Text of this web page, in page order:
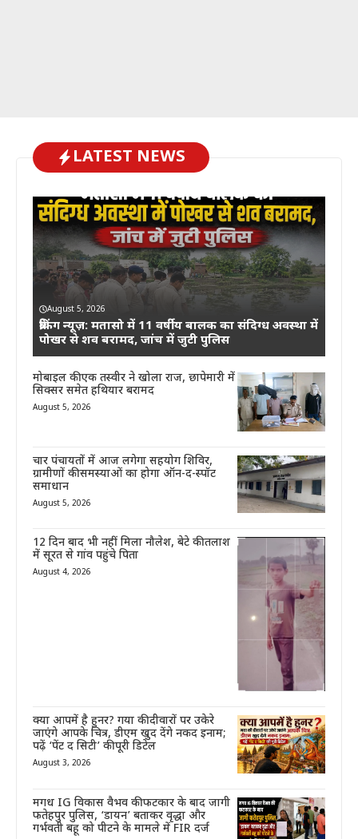
LATEST NEWS
August 5, 2026
ब्रेकिंग न्यूज़: मतासो में 11 वर्षीय बालक का संदिग्ध अवस्था में
पोखर से शव बरामद, जांच में जुटी पुलिस
मोबाइल की एक तस्वीर ने खोला राज, छापेमारी में
सिक्सर समेत हथियार बरामद
August 5, 2026
चार पंचायतों में आज लगेगा सहयोग शिविर,
ग्रामीणों की समस्याओं का होगा ऑन-द-स्पॉट
समाधान
August 5, 2026
12 दिन बाद भी नहीं मिला नौलेश, बेटे की तलाश
में सूरत से गांव पहुंचे पिता
August 4, 2026
क्या आपमें है हुनर? गया की दीवारों पर उकेरे
जाएंगे आपके चित्र, डीएम खुद देंगे नकद इनाम;
पढ़ें ‘पेंट द सिटी’ की पूरी डिटेल
August 3, 2026
मगध IG विकास वैभव की फटकार के बाद जागी
फतेहपुर पुलिस, ‘डायन’ बताकर वृद्धा और
गर्भवती बहू को पीटने के मामले में FIR दर्ज